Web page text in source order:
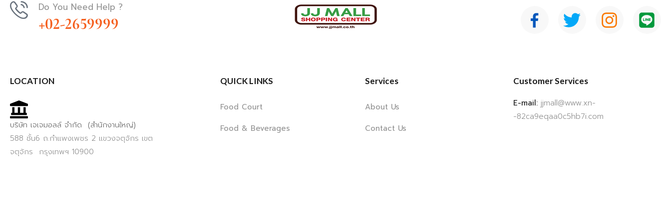
Do You Need Help ?
+02-2659999
LOCATION
บริษัท เจเจมอลล์ จำกัด (สำนักงานใหญ่)
588 ชั้น6 ถ.กำแพงเพชร 2 แขวงจตุจักร เขต
จตุจักร กรุงเทพฯ 10900
QUICK LINKS
Food Court
Food & Beverages
Services
About Us
Contact Us
Customer Services
E-mail: jjmall@www.xn-
-82ca9eqaa0c5hb7i.com